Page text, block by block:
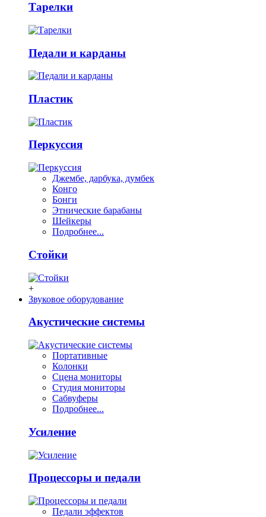
Тарелки
Педали и карданы
Пластик
Перкуссия
Джембе, дарбука, думбек
Конго
Бонги
Этнические барабаны
Шейкеры
Подробнее...
Стойки
+
Звуковое оборудование
Акустические системы
Портативные
Колонки
Сцена мониторы
Студия мониторы
Сабвуферы
Подробнее...
Усиление
Процессоры и педали
Педали эффектов